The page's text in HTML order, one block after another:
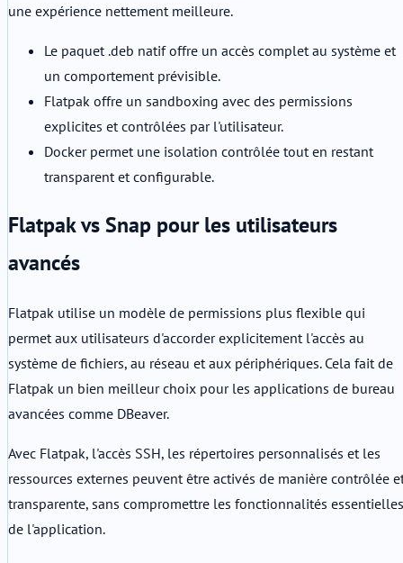
une expérience nettement meilleure.
Le paquet .deb natif offre un accès complet au système et
un comportement prévisible.
Flatpak offre un sandboxing avec des permissions
explicites et contrôlées par l'utilisateur.
Docker permet une isolation contrôlée tout en restant
transparent et configurable.
Flatpak vs Snap pour les utilisateurs
avancés
Flatpak utilise un modèle de permissions plus flexible qui
permet aux utilisateurs d'accorder explicitement l'accès au
système de fichiers, au réseau et aux périphériques. Cela fait de
Flatpak un bien meilleur choix pour les applications de bureau
avancées comme DBeaver.
Avec Flatpak, l'accès SSH, les répertoires personnalisés et les
ressources externes peuvent être activés de manière contrôlée
transparente, sans compromettre les fonctionnalités essentielles
de l'application.